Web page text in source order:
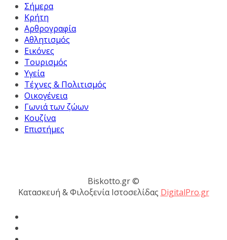
Σήμερα
Κρήτη
Αρθρογραφία
Αθλητισμός
Εικόνες
Τουρισμός
Υγεία
Τέχνες & Πολιτισμός
Οικογένεια
Γωνιά των ζώων
Κουζίνα
Επιστήμες
Biskotto.gr ©
Κατασκευή & Φιλοξενία Ιστοσελίδας DigitalPro.gr